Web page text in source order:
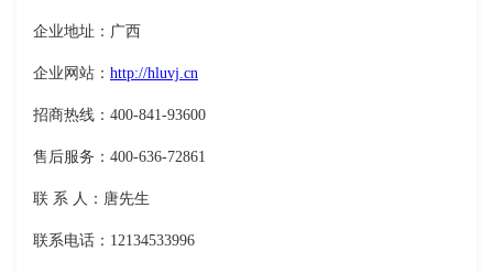
企业地址：广西
企业网站： http://hluvj.cn
招商热线：400-841-93600
售后服务：400-636-72861
联 系 人：唐先生
联系电话：12134533996